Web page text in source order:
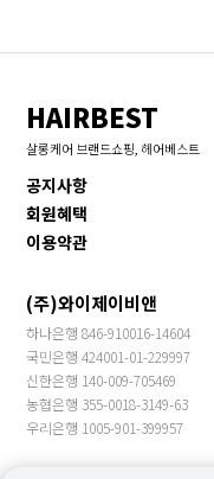
HAIRBEST
살롱케어 브랜드쇼핑, 헤어베스트
공지사항
회원혜택
이용약관
(주)와이제이비앤
하나은행 846-910016-14604
국민은행 424001-01-229997
신한은행 140-009-705469
농협은행 355-0018-3149-63
우리은행 1005-901-399957